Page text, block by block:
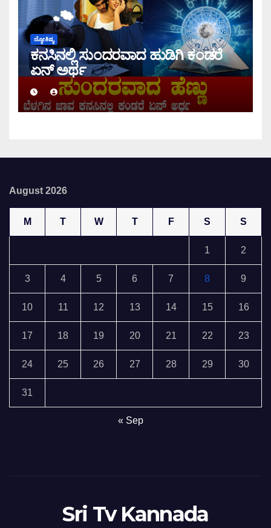
ಜ್ಯೋತಿಷ್ಯ
ಕನಸಿನಲ್ಲಿ ಸುಂದರವಾದ ಹುಡಿಗಿ ಕಂಡರೆ
ಏನ್ ಅರ್ಥ
August 2026
M T W T F S S
1 2
3 4 5 6 7 8 9
10 11 12 13 14 15 16
17 18 19 20 21 22 23
24 25 26 27 28 29 30
31
« Sep
Sri Tv Kannada